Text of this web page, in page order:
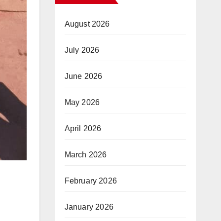
August 2026
July 2026
June 2026
May 2026
April 2026
March 2026
February 2026
January 2026